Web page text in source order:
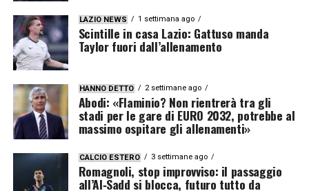
LAZIO NEWS 1 settimana ago
Scintille in casa Lazio: Gattuso manda
Taylor fuori dall’allenamento
HANNO DETTO 2 settimane ago
Abodi: «Flaminio? Non rientrerà tra gli
stadi per le gare di EURO 2032, potrebbe al
massimo ospitare gli allenamenti»
CALCIO ESTERO 3 settimane ago
Romagnoli, stop improvviso: il passaggio
all’Al‑Sadd si blocca, futuro tutto da